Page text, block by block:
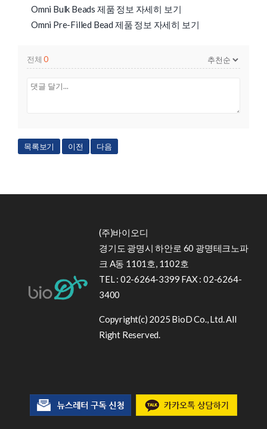
Omni Bulk Beads 제품 정보 자세히 보기
Omni Pre-Filled Bead 제품 정보 자세히 보기
전체0
목록보기 이전 다음
(주)바이오디
경기도 광명시 하안로 60 광명테크노파
크 A동 1101호, 1102호
TEL : 02-6264-3399 FAX : 02-6264-
3400
Copyright(c) 2025 BioD Co., Ltd. All
Right Reserved.